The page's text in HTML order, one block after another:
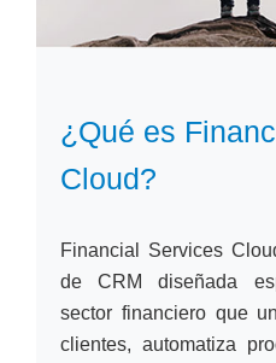
¿Qué es
Cloud?
Financial Services
de CRM diseñada
sector financiero que
clientes, automatiza